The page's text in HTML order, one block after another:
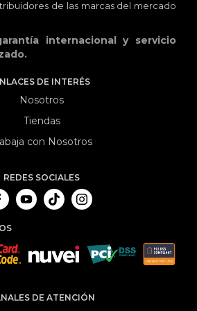
de las marcas del mercado
internacional y servicio
DE INTERÉS
Nosotros
Tiendas
con Nosotros
REDES SOCIALES
DE ATENCIÓN